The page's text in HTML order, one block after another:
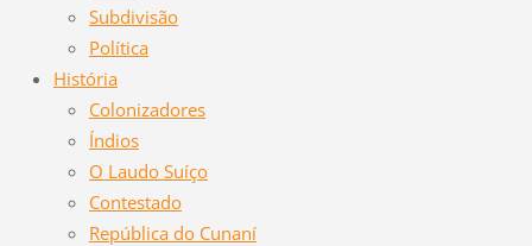
Subdivisão
Política
História
Colonizadores
Índios
O Laudo Suíço
Contestado
República do Cunaní